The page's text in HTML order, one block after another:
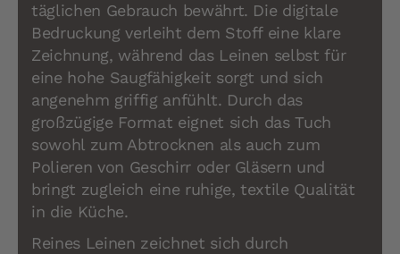
täglichen Gebrauch bewährt. Die digitale
Bedruckung verleiht dem Stoff eine klare
Zeichnung, während das Leinen selbst für
eine hohe Saugfähigkeit sorgt und sich
angenehm griffig anfühlt. Durch das
großzügige Format eignet sich das Tuch
sowohl zum Abtrocknen als auch zum
Polieren von Geschirr oder Gläsern und
bringt zugleich eine ruhige, textile Qualität
in die Küche.
Reines Leinen zeichnet sich durch